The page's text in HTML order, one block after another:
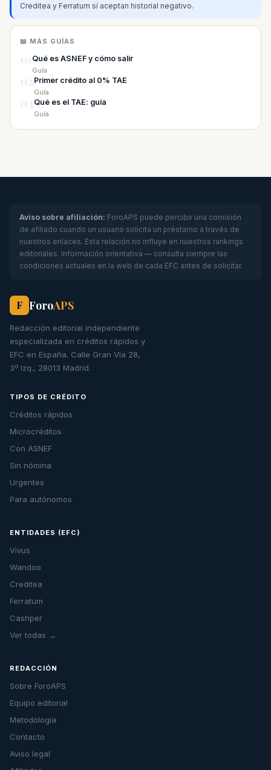
Creditea y Ferratum sí aceptan historial negativo.
📖 MÁS GUÍAS
Qué es ASNEF y cómo salir
Guía
Primer crédito al 0% TAE
Guía
Qué es el TAE: guía
Guía
Aviso sobre afiliación: ForoAPS puede percibir una comisión
de afiliado cuando un usuario solicita un préstamo a través de
nuestros enlaces. Esta relación no influye en nuestros rankings
editoriales. Información orientativa — consulta siempre las
condiciones actuales en la web de cada EFC antes de solicitar.
F ForoAPS
Redacción editorial independiente
especializada en créditos rápidos y
EFC en España. Calle Gran Vía 28,
3º Izq., 28013 Madrid.
TIPOS DE CRÉDITO
Créditos rápidos
Microcréditos
Con ASNEF
Sin nómina
Urgentes
Para autónomos
ENTIDADES (EFC)
Vivus
Wandoo
Creditea
Ferratum
Cashper
Ver todas →
REDACCIÓN
Sobre ForoAPS
Equipo editorial
Metodología
Contacto
Aviso legal